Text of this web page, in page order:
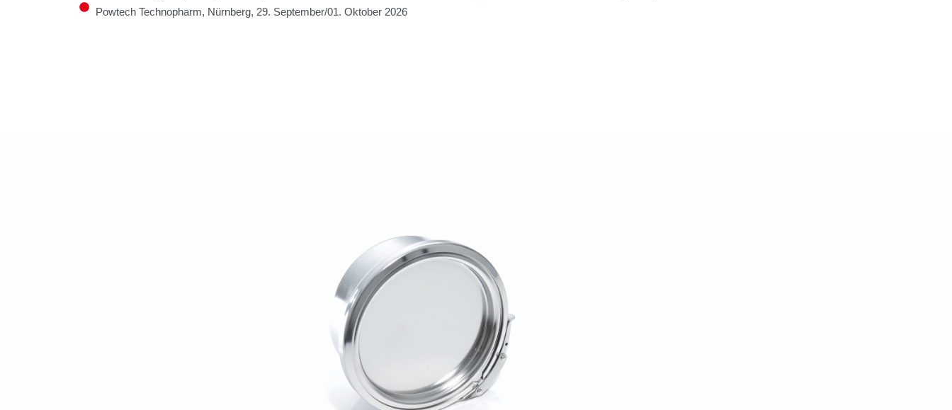
Powtech Technopharm, Nürnberg, 29. September/01. Oktober 2026